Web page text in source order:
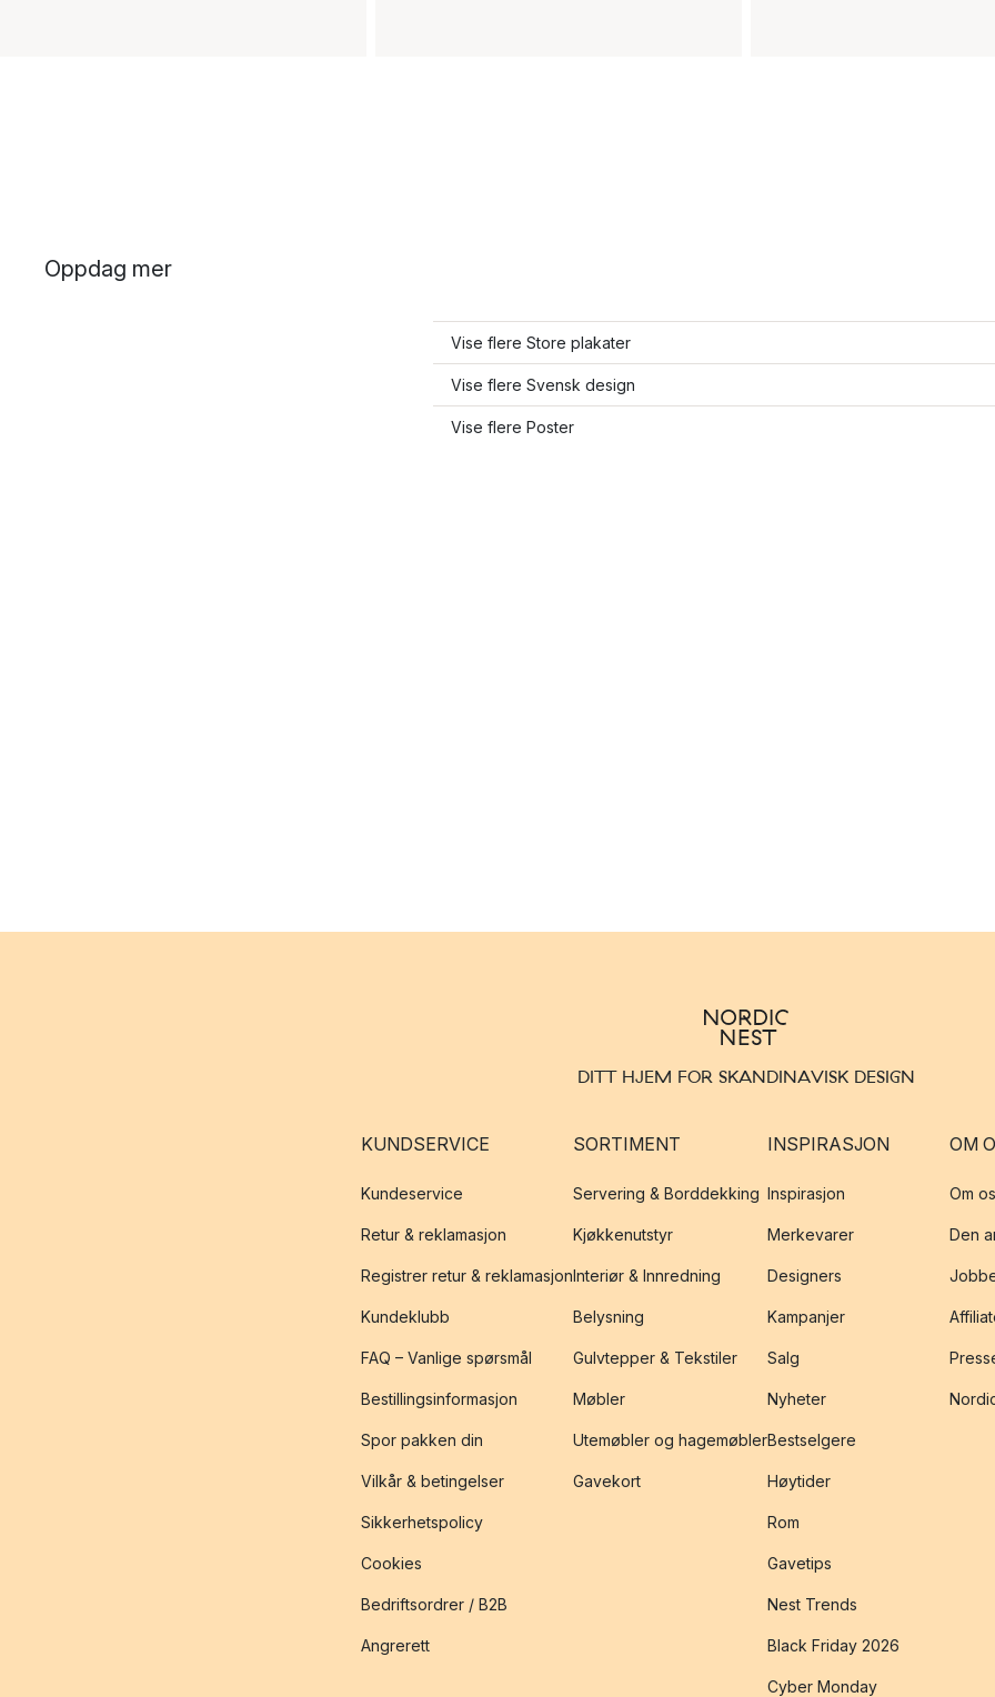
Oppdag mer
Vise flere Store plakater
Vise flere Svensk design
Vise flere Poster
DITT HJEM FOR SKANDINAVISK DESIGN
KUNDSERVICE
Kundeservice
Retur & reklamasjon
Registrer retur & reklamasjon
Kundeklubb
FAQ – Vanlige spørsmål
Bestillingsinformasjon
Spor pakken din
Vilkår & betingelser
Sikkerhetspolicy
Cookies
Bedriftsordrer / B2B
Angrerett
SORTIMENT
Servering & Borddekking
Kjøkkenutstyr
Interiør & Innredning
Belysning
Gulvtepper & Tekstiler
Møbler
Utemøbler og hagemøbler
Gavekort
INSPIRASJON
Inspirasjon
Merkevarer
Designers
Kampanjer
Salg
Nyheter
Bestselgere
Høytider
Rom
Gavetips
Nest Trends
Black Friday 2026
Cyber Monday
OM
Om
Den